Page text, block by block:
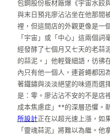
包鋼股份板材廠爆《宇宙水餃
與末日預兆廖沾沾坐在他那間
裡，但這間店的外觀更像是一
「宇宙」或「中心」這兩個
經發酵了七個月又七天的老蒜
的蒜泥。」他輕聲細語，彷彿
內只有他一個人，連蒼蠅都因
著鐵鏽與淡淡絕望的味道而選
是：零。廖沾沾不安的不是店
成本焦慮症」**的深層恐懼。
所設計正在以超光速上漲，如
「靈魂蒜泥」將難以為繼。